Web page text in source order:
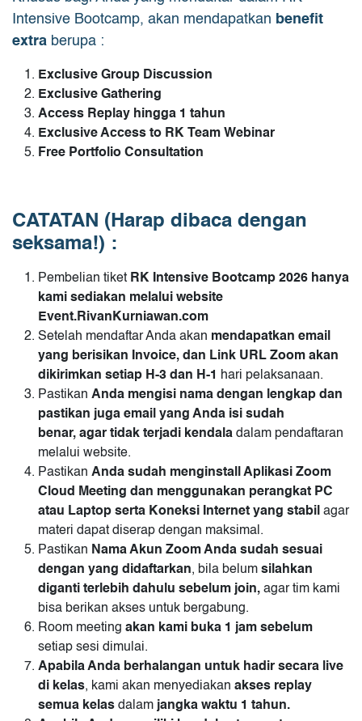
Intensive Bootcamp, akan mendapatkan benefit
extra berupa :
Exclusive Group Discussion
Exclusive Gathering
Access Replay hingga 1 tahun
Exclusive Access to RK Team Webinar
Free Portfolio Consultation
CATATAN (Harap dibaca dengan
seksama!) :
Pembelian tiket RK Intensive Bootcamp 2026 hanya
kami sediakan melalui website
Event.RivanKurniawan.com
Setelah mendaftar Anda akan mendapatkan email
yang berisikan Invoice, dan Link URL Zoom akan
dikirimkan setiap H-3 dan H-1
hari pelaksanaan.
Pastikan Anda mengisi nama dengan lengkap dan
pastikan juga email yang Anda isi sudah
benar, agar tidak terjadi kendala dalam pendaftaran
melalui website.
Pastikan Anda sudah menginstall Aplikasi Zoom
Cloud Meeting dan menggunakan perangkat PC
atau Laptop serta Koneksi Internet yang stabil agar
materi dapat diserap dengan maksimal.
Pastikan Nama Akun Zoom Anda sudah sesuai
dengan yang didaftarkan, bila belum silahkan
diganti terlebih dahulu sebelum join, agar tim kami
bisa berikan akses untuk bergabung.
Room meeting akan kami buka 1 jam sebelum
setiap sesi dimulai.
Apabila Anda berhalangan untuk hadir secara live
di kelas, kami akan menyediakan akses replay
semua kelas dalam jangka waktu 1 tahun.